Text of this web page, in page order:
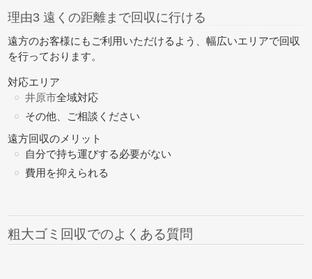
理由3 遠くの距離まで回収に行ける
遠方のお客様にもご利用いただけるよう、幅広いエリアで回収
を行っております。
対応エリア
井原市全域対応
その他、ご相談ください
遠方回収のメリット
自分で持ち運びする必要がない
費用を抑えられる
粗大ゴミ回収でのよくある質問